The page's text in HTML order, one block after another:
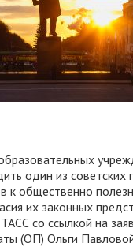
один из
к общественно
их законных
со ссылкой на
(ОП) Ольги